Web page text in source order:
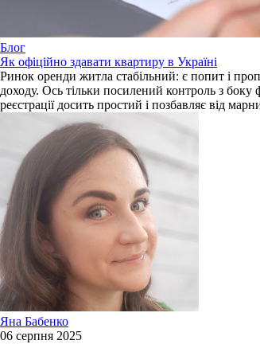
Блог
Як офіційно здавати квартиру в Україні
Ринок оренди житла стабільний: є попит і
доходу. Ось тільки посилений контроль з боку
реєстрації досить простий і позбавляє від
Яна Бабенко
06 серпня 2025